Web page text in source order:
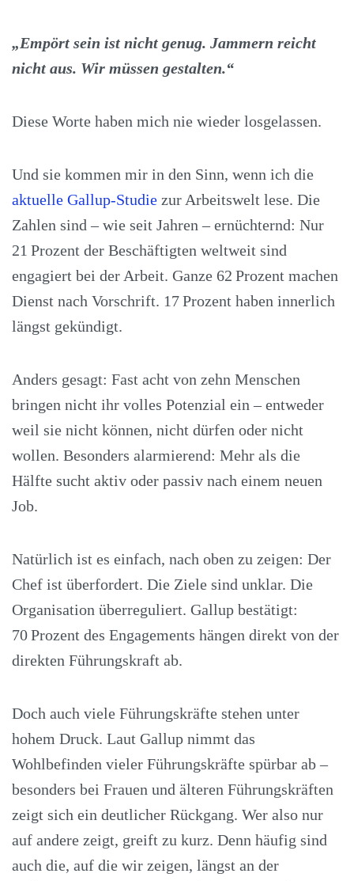
„Empört sein ist nicht genug. Jammern reicht
nicht aus. Wir müssen gestalten.“
Diese Worte haben mich nie wieder losgelassen.
Und sie kommen mir in den Sinn, wenn ich die
aktuelle Gallup-Studie zur Arbeitswelt lese. Die
Zahlen sind – wie seit Jahren – ernüchternd: Nur
21 Prozent der Beschäftigten weltweit sind
engagiert bei der Arbeit. Ganze 62 Prozent machen
Dienst nach Vorschrift. 17 Prozent haben innerlich
längst gekündigt.
Anders gesagt: Fast acht von zehn Menschen
bringen nicht ihr volles Potenzial ein – entweder
weil sie nicht können, nicht dürfen oder nicht
wollen. Besonders alarmierend: Mehr als die
Hälfte sucht aktiv oder passiv nach einem neuen
Job.
Natürlich ist es einfach, nach oben zu zeigen: Der
Chef ist überfordert. Die Ziele sind unklar. Die
Organisation überreguliert. Gallup bestätigt:
70 Prozent des Engagements hängen direkt von der
direkten Führungskraft ab.
Doch auch viele Führungskräfte stehen unter
hohem Druck. Laut Gallup nimmt das
Wohlbefinden vieler Führungskräfte spürbar ab –
besonders bei Frauen und älteren Führungskräften
zeigt sich ein deutlicher Rückgang. Wer also nur
auf andere zeigt, greift zu kurz. Denn häufig sind
auch die, auf die wir zeigen, längst an der